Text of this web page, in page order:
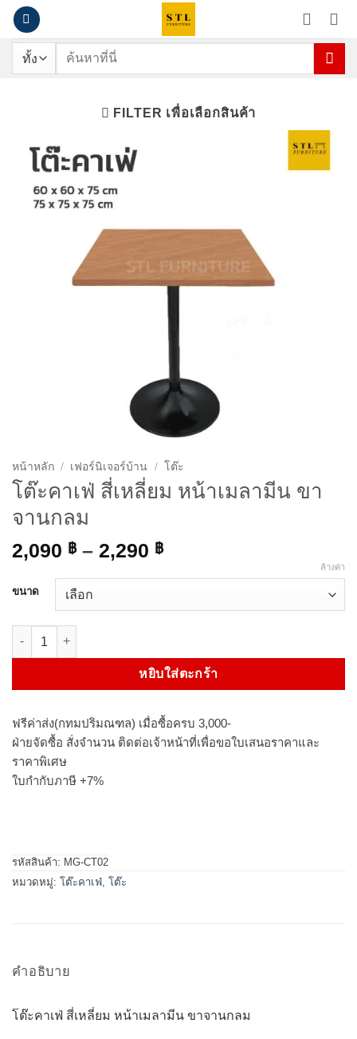
ข้าม
เนื้อหา
ค้นหา:
FILTER เพื่อเลือกสินค้า
หน้าหลัก / เฟอร์นิเจอร์บ้าน / โต๊ะ
โต๊ะคาเฟ่ สี่เหลี่ยม หน้าเมลามีน ขา
จานกลม
2,090 ฿ – 2,290 ฿Price
through
ขนาด
ล้างค่า
หยิบใส่ตะกร้า
ฟรีค่าส่ง(กทมปริมณฑล) เมื่อซื้อครบ 3,000-
ฝ่ายจัดซื้อ สั่งจำนวน ติดต่อเจ้าหน้าที่เพื่อขอใบเสนอราคาและ
ราคาพิเศษ
ใบกำกับภาษี +7%
รหัสสินค้า: MG-CT02
หมวดหมู่: โต๊ะคาเฟ่ โต๊ะ
คำอธิบาย
โต๊ะคาเฟ่ สี่เหลี่ยม หน้าเมลามีน ขาจานกลม